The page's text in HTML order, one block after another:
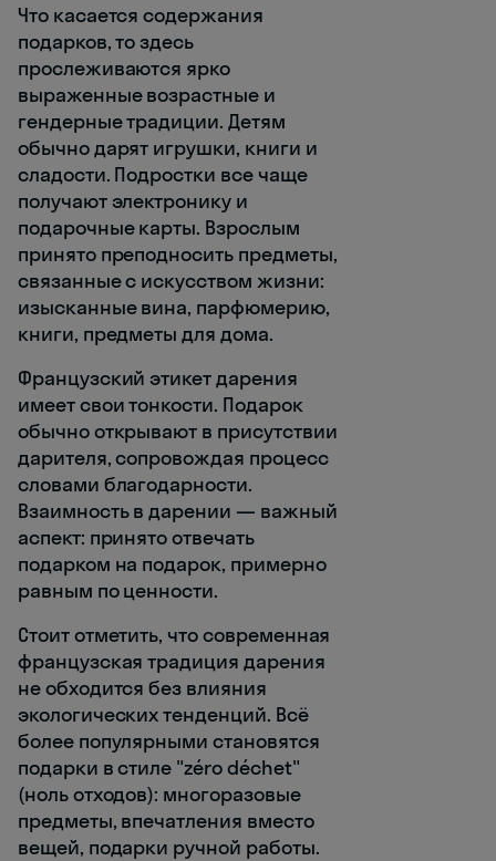
Что касается содержания
подарков, то здесь
прослеживаются ярко
выраженные возрастные и
гендерные традиции. Детям
обычно дарят игрушки, книги и
сладости. Подростки все чаще
получают электронику и
подарочные карты. Взрослым
принято преподносить предметы,
связанные с искусством жизни:
изысканные вина, парфюмерию,
книги, предметы для дома.
Французский этикет дарения
имеет свои тонкости. Подарок
обычно открывают в присутствии
дарителя, сопровождая процесс
словами благодарности.
Взаимность в дарении — важный
аспект: принято отвечать
подарком на подарок, примерно
равным по ценности.
Стоит отметить, что современная
французская традиция дарения
не обходится без влияния
экологических тенденций. Всё
более популярными становятся
подарки в стиле "zéro déchet"
(ноль отходов): многоразовые
предметы, впечатления вместо
вещей, подарки ручной работы.